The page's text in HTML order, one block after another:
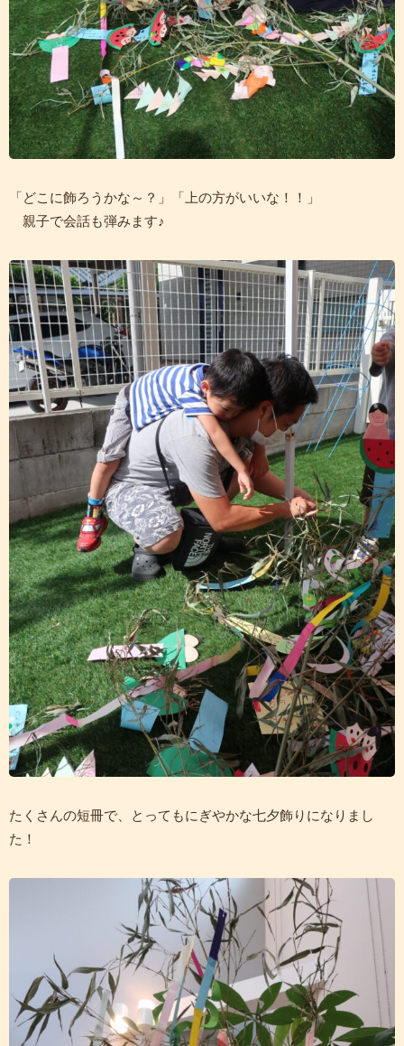
「どこに飾ろうかな～？」「上の方がいいな！！」
親子で会話も弾みます♪
たくさんの短冊で、とってもにぎやかな七夕飾りになりまし
た！